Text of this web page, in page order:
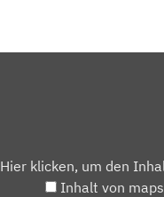
Hier klicken, um den
Inhalt von